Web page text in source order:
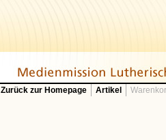
Zurück zur Homepage Artikel